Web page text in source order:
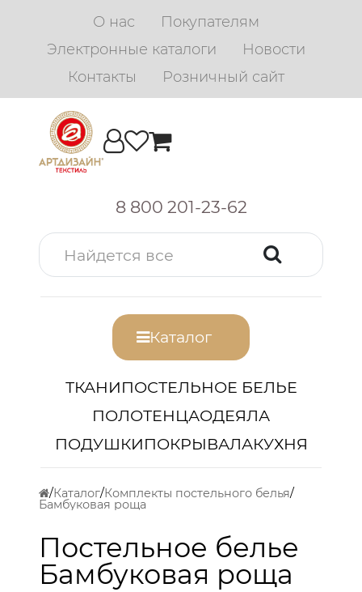
О нас
Покупателям
Электронные каталоги
Новости
Контакты
Розничный сайт
8 800 201-23-62
Каталог
ТКАНИПОСТЕЛЬНОЕ БЕЛЬЕ
ПОЛОТЕНЦАОДЕЯЛА
ПОДУШКИПОКРЫВАЛАКУХНЯ
Каталог Комплекты постельного белья
Бамбуковая роща
Постельное белье
Бамбуковая роща